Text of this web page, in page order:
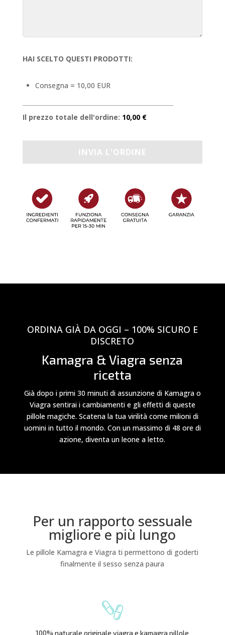
HAI SCELTO QUESTI PRODOTTI:
Consegna = 10,00 EUR
Il prezzo totale dell'ordine: 10,00 €
ORDINA GIÀ DA OGGI – 100% SICURO E
DISCRETO
Kamagra & Viagra senza
ricetta
Già dopo i primi 30 minuti di assunzione di Kamagra o
Viagra sentirai i cambiamenti e gli effetti di queste
pillole magiche. Scatena la tua virilità come milioni di
uomini in tutto il mondo. Con un massimo di 48 ore di
azione, diventa un leone a letto.
Per un rapporto sessuale
migliore e più lungo
Le pillole Kamagra e Viagra ti permettono di goderti
finalmente il sesso senza paura
100% naturale originale viagra e kamagra pillole